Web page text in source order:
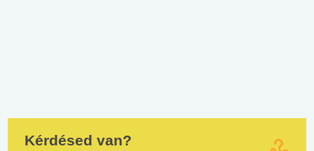
Kérdésed van?